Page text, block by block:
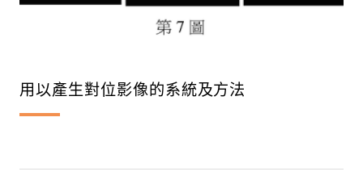
用以產生對位影像的系統及方法